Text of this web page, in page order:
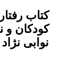
کتاب
کودکان و
نوابی نژاد